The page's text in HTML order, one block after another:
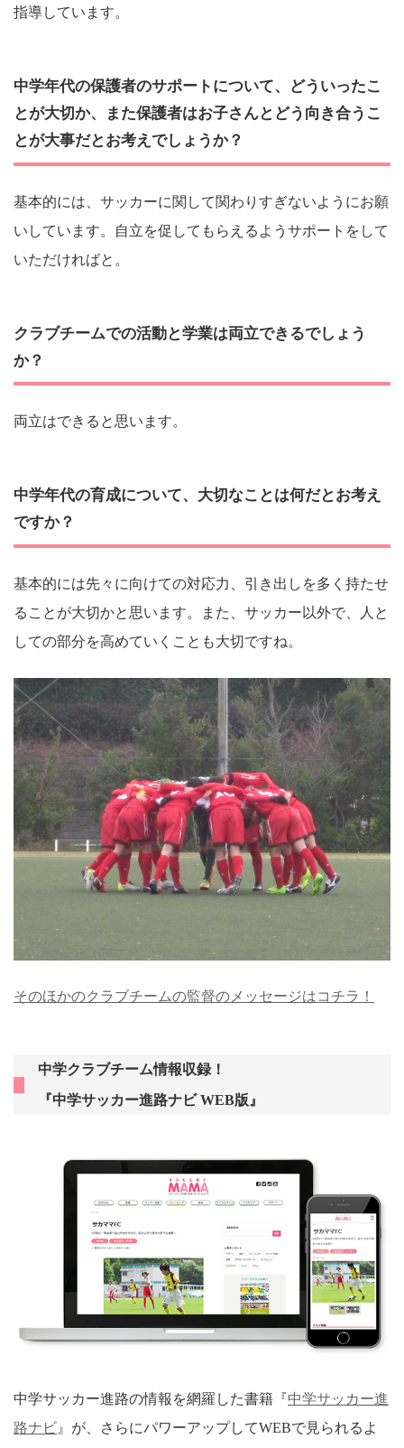
指導しています。
中学年代の保護者のサポートについて、どういったこ
とが大切か、また保護者はお子さんとどう向き合うこ
とが大事だとお考えでしょうか？
基本的には、サッカーに関して関わりすぎないようにお願
いしています。自立を促してもらえるようサポートをして
いただければと。
クラブチームでの活動と学業は両立できるでしょう
か？
両立はできると思います。
中学年代の育成について、大切なことは何だとお考え
ですか？
基本的には先々に向けての対応力、引き出しを多く持たせ
ることが大切かと思います。また、サッカー以外で、人と
しての部分を高めていくことも大切ですね。
そのほかのクラブチームの監督のメッセージはコチラ！
中学クラブチーム情報収録！
『中学サッカー進路ナビ WEB版』
中学サッカー進路の情報を網羅した書籍『中学サッカー進
路ナビ 』が、さらにパワーアップしてWEBで見られるよ